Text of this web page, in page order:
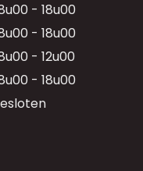
- 18u00
- 18u00
- 12u00
- 18u00